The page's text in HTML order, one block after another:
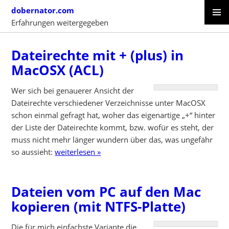
content
dobernator.com
Erfahrungen weitergegeben
CONTENT
Dateirechte mit + (plus) in
MacOSX (ACL)
Wer sich bei genauerer Ansicht der
Dateirechte verschiedener Verzeichnisse unter MacOSX
schon einmal gefragt hat, woher das eigenartige „+“ hinter
der Liste der Dateirechte kommt, bzw. wofür es steht, der
muss nicht mehr länger wundern über das, was ungefähr
so aussieht:weiterlesen »
Dateien vom PC auf den Mac
kopieren (mit NTFS-Platte)